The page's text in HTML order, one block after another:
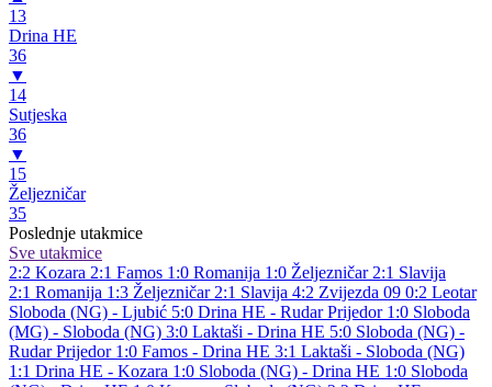
13
Drina HE
36
▼
14
Sutjeska
36
▼
15
Željezničar
35
Poslednje utakmice
Sve utakmice
2:2 Kozara 2:1 Famos 1:0 Romanija 1:0 Željezničar 2:1 Slavija
2:1 Romanija 1:3 Željezničar 2:1 Slavija 4:2 Zvijezda 09 0:2 Leotar
Sloboda (NG) - Ljubić 5:0 Drina HE - Rudar Prijedor 1:0 Sloboda
(MG) - Sloboda (NG) 3:0 Laktaši - Drina HE 5:0 Sloboda (NG) -
Rudar Prijedor 1:0 Famos - Drina HE 3:1 Laktaši - Sloboda (NG)
1:1 Drina HE - Kozara 1:0 Sloboda (NG) - Drina HE 1:0 Sloboda